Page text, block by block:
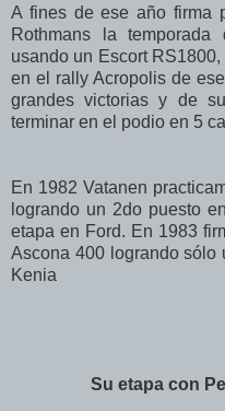
A fines de ese año firma
Rothmans la
usando un Escort
en el rally Acropolis de
grandes victorias y de
terminar en el podio en 5
En 1982 Vatanen
logrando un 2do puesto
etapa en Ford. En 1983
Ascona 400 logrando
Kenia
Su etapa con